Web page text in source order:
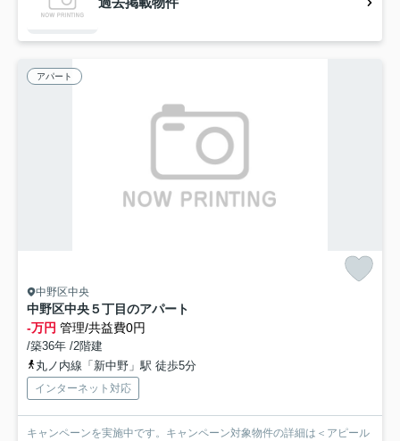
アパート
中野区中央
中野区中央５丁目のアパート
-万円 管理/共益費0円
/築36年 /2階建
丸ノ内線「新中野」駅 徒歩5分
インターネット対応
キャンペーンを実施中です。キャンペーン対象物件の詳細は＜アピール